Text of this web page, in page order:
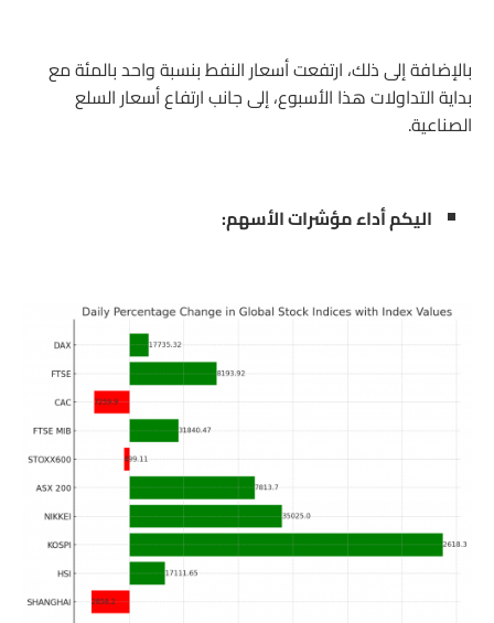
بالإضافة إلى ذلك، ارتفعت أسعار النفط بنسبة واحد بالمئة مع
بداية التداولات هذا الأسبوع، إلى جانب ارتفاع أسعار السلع
الصناعية.
اليكم أداء مؤشرات الأسهم: